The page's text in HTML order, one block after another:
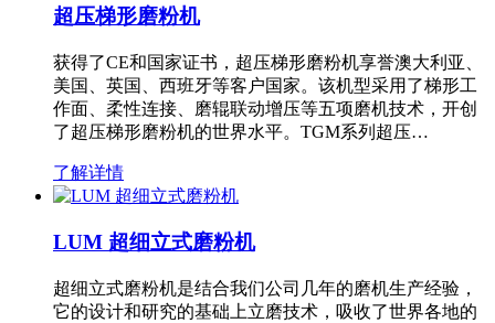
超压梯形磨粉机
获得了CE和国家证书，超压梯形磨粉机享誉澳大利亚、
美国、英国、西班牙等客户国家。该机型采用了梯形工
作面、柔性连接、磨辊联动增压等五项磨机技术，开创
了超压梯形磨粉机的世界水平。TGM系列超压…
了解详情
LUM 超细立式磨粉机
超细立式磨粉机是结合我们公司几年的磨机生产经验，
它的设计和研究的基础上立磨技术，吸收了世界各地的